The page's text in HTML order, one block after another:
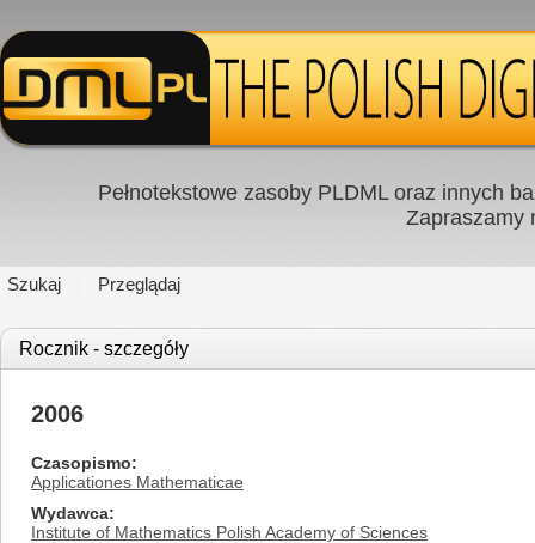
Pełnotekstowe zasoby PLDML oraz innych
Zapraszamy
Szukaj Przeglądaj
Rocznik - szczegóły
2006
Czasopismo
Applicationes Mathematicae
Wydawca
Institute of Mathematics Polish Academy of Sciences